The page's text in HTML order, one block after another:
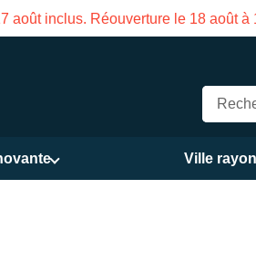
août inclus. Réouverture le 18 août à
Ville